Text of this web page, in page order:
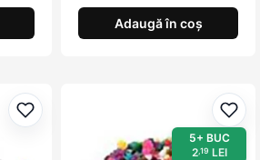
Adaugă în coș
Adaugă la favorite
5+ BUC
2,19 LEI